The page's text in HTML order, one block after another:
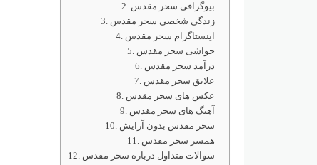
بیوگرافی سحر مقدس
زندگی شخصی سحر مقدس
اینستاگرام سحر مقدس
حواشی سحر مقدس
درآمد سحر مقدس
علایق سحر مقدس
عکس های سحر مقدس
آهنگ های سحر مقدس
سحر مقدس بدون آرایش
همسر سحر مقدس
سوالات متداول درباره سحر مقدس